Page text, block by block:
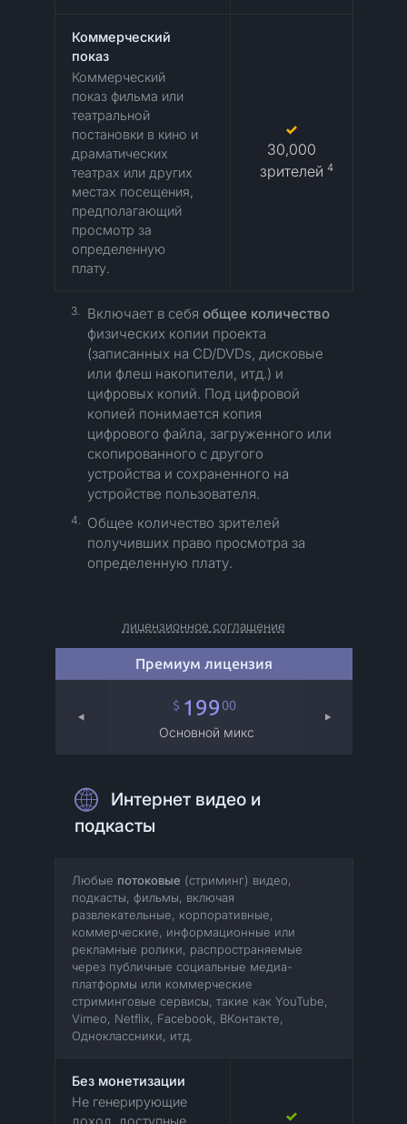
Коммерческий
показ
Коммерческий
показ фильма или
театральной
постановки в кино и
драматических
театрах или других
местах посещения,
предполагающий
просмотр за
определенную
плату.
30,000
зрителей4
3. Включает в себя общее количество
физических копии проекта
(записанных на CD/DVDs, дисковые
или флеш накопители, итд.) и
цифровых копий. Под цифровой
копией понимается копия
цифрового файла, загруженного или
скопированного с другого
устройства и сохраненного на
устройстве пользователя.
4. Общее количество зрителей
получивших право просмотра за
определенную плату.
лицензионное соглашение
Премиум лицензия
$ 199 00
Основной микс
Интернет видео и
подкасты
Любые потоковые (стриминг) видео,
подкасты, фильмы, включая
развлекательные, корпоративные,
коммерческие, информационные или
рекламные ролики, распространяемые
через публичные социальные медиа-
платформы или коммерческие
стриминговые сервисы, такие как YouTube,
Vimeo, Netflix, Facebook, ВКонтакте,
Одноклассники, итд.
Без монетизации
Не генерирующие
доход, доступные